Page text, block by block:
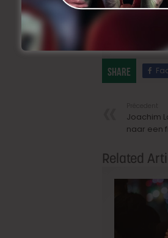
Share
Joachim
naar een
Related